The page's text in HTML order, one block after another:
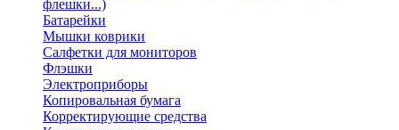
флешки...)
Батарейки
Мышки коврики
Салфетки для мониторов
Флэшки
Электроприборы
Копировальная бумага
Корректирующие средства